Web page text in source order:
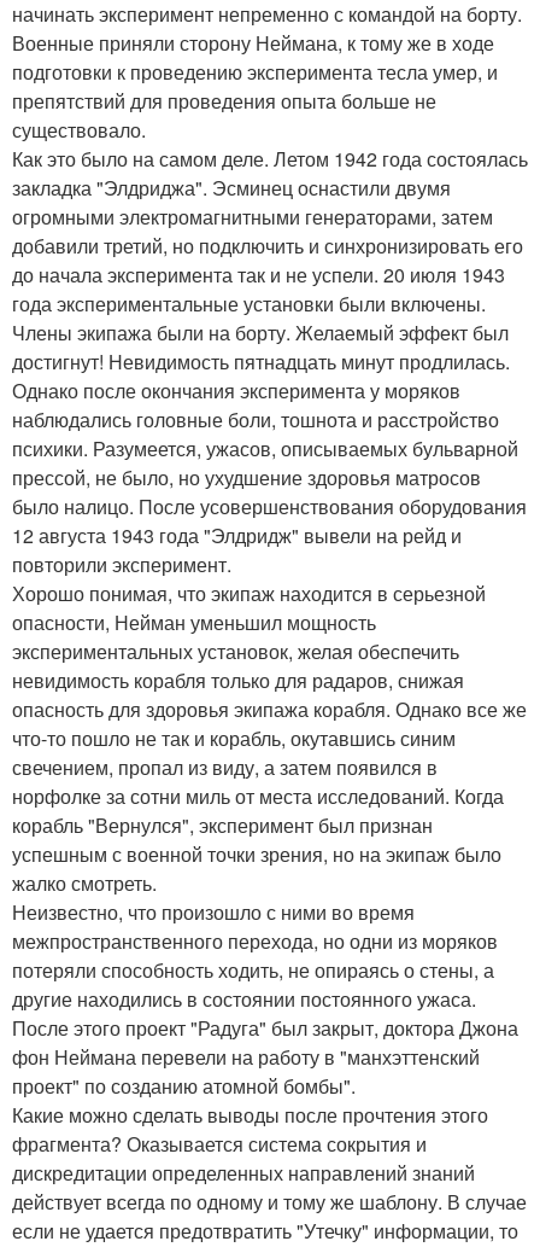
начинать эксперимент непременно с командой на борту.
Военные приняли сторону Неймана, к тому же в ходе
подготовки к проведению эксперимента тесла умер, и
препятствий для проведения опыта больше не
существовало.
Как это было на самом деле. Летом 1942 года состоялась
закладка "Элдриджа". Эсминец оснастили двумя
огромными электромагнитными генераторами, затем
добавили третий, но подключить и синхронизировать его
до начала эксперимента так и не успели. 20 июля 1943
года экспериментальные установки были включены.
Члены экипажа были на борту. Желаемый эффект был
достигнут! Невидимость пятнадцать минут продлилась.
Однако после окончания эксперимента у моряков
наблюдались головные боли, тошнота и расстройство
психики. Разумеется, ужасов, описываемых бульварной
прессой, не было, но ухудшение здоровья матросов
было налицо. После усовершенствования оборудования
12 августа 1943 года "Элдридж" вывели на рейд и
повторили эксперимент.
Хорошо понимая, что экипаж находится в серьезной
опасности, Нейман уменьшил мощность
экспериментальных установок, желая обеспечить
невидимость корабля только для радаров, снижая
опасность для здоровья экипажа корабля. Однако все же
что-то пошло не так и корабль, окутавшись синим
свечением, пропал из виду, а затем появился в
норфолке за сотни миль от места исследований. Когда
корабль "Вернулся", эксперимент был признан
успешным с военной точки зрения, но на экипаж было
жалко смотреть.
Неизвестно, что произошло с ними во время
межпространственного перехода, но одни из моряков
потеряли способность ходить, не опираясь о стены, а
другие находились в состоянии постоянного ужаса.
После этого проект "Радуга" был закрыт, доктора Джона
фон Неймана перевели на работу в "манхэттенский
проект" по созданию атомной бомбы".
Какие можно сделать выводы после прочтения этого
фрагмента? Оказывается система сокрытия и
дискредитации определенных направлений знаний
действует всегда по одному и тому же шаблону. В случае
если не удается предотвратить "Утечку" информации, то